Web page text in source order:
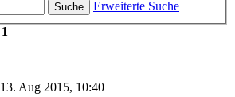
Suche
Erweiterte Suche
1
Aug 2015, 10:40